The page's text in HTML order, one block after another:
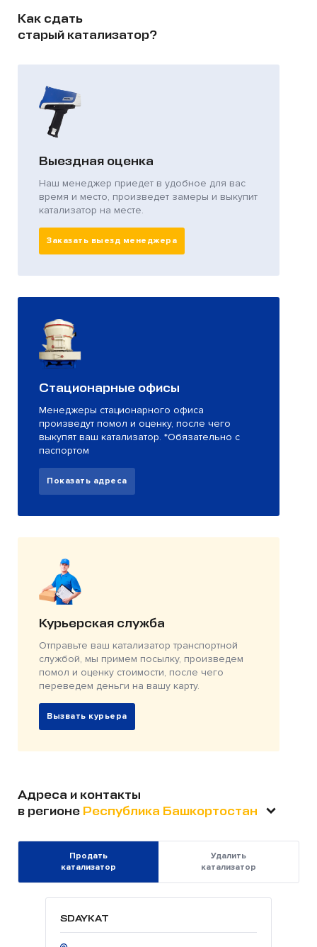
Как сдать
старый катализатор?
Выездная оценка
Наш менеджер приедет в удобное для вас
время и место, произведет замеры и выкупит
катализатор на месте.
Заказать выезд менеджера
Стационарные офисы
Менеджеры стационарного офиса
произведут помол и оценку, после чего
выкупят ваш катализатор. *Обязательно с
паспортом
Показать адреса
Курьерская служба
Отправьте ваш катализатор транспортной
службой, мы примем посылку, произведем
помол и оценку стоимости, после чего
переведем деньги на вашу карту.
Вызвать курьера
Адреса и контакты
в регионе Республика Башкортостан
Продать
катализатор
Удалить
катализатор
SDAYKAT